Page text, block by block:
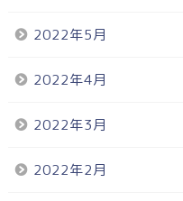
2022年5月
2022年4月
2022年3月
2022年2月